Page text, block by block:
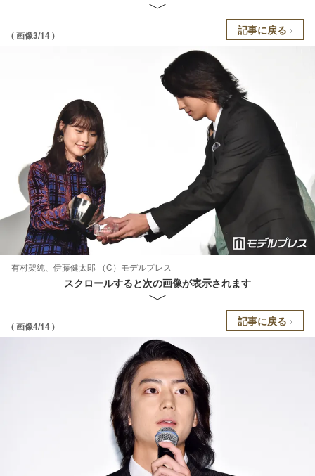
( 画像3/14 ) 記事に戻る
有村架純、伊藤健太郎 （C）モデルプレス
スクロールすると次の画像が表示されます
( 画像4/14 ) 記事に戻る